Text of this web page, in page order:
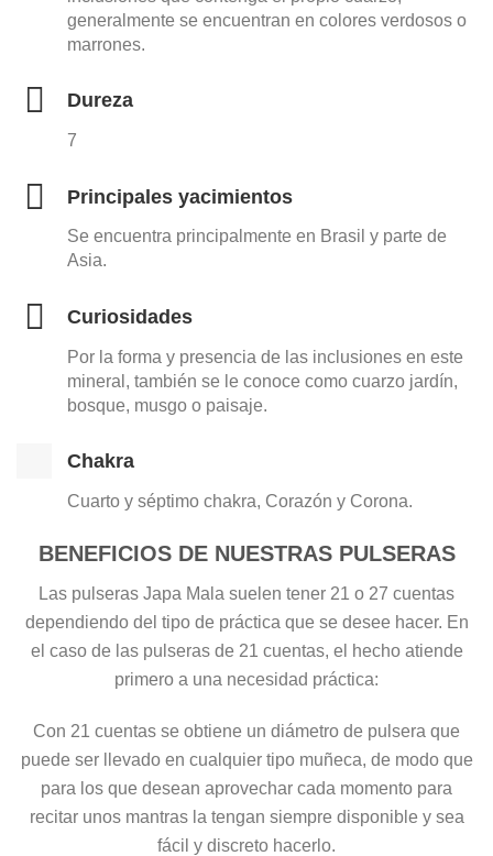
generalmente se encuentran en colores verdosos o
marrones.
Dureza
7
Principales yacimientos
Se encuentra principalmente en Brasil y parte de
Asia.
Curiosidades
Por la forma y presencia de las inclusiones en este
mineral, también se le conoce como cuarzo jardín,
bosque, musgo o paisaje.
Chakra
Cuarto y séptimo chakra, Corazón y Corona.
BENEFICIOS DE NUESTRAS PULSERAS
Las pulseras Japa Mala suelen tener 21 o 27 cuentas
dependiendo del tipo de práctica que se desee hacer. En
el caso de las pulseras de 21 cuentas, el hecho atiende
primero a una necesidad práctica:
Con 21 cuentas se obtiene un diámetro de pulsera que
puede ser llevado en cualquier tipo muñeca, de modo que
para los que desean aprovechar cada momento para
recitar unos mantras la tengan siempre disponible y sea
fácil y discreto hacerlo.